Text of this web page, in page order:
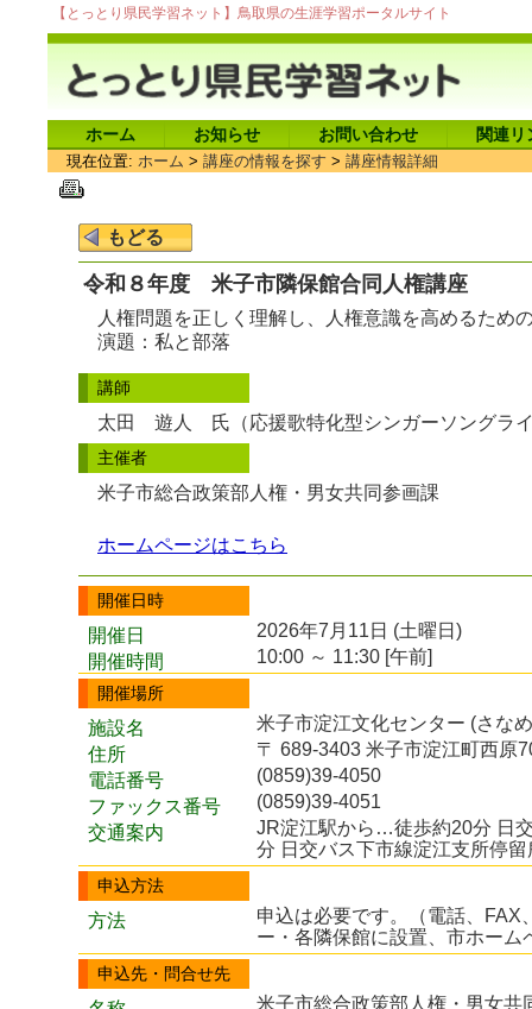
【とっとり県民学習ネット】鳥取県の生涯学習ポータルサイト
ホーム お知らせ お問い合わせ 関連リ
現在位置: ホーム > 講座の情報を探す > 講座情報詳細
令和８年度 米子市隣保館合同人権講座
人権問題を正しく理解し、人権意識を高めるため
演題：私と部落
講師
太田 遊人 氏（応援歌特化型シンガーソングラ
主催者
米子市総合政策部人権・男女共同参画課
ホームページはこちら
開催日時
開催日
2026年7月11日 (土曜日)
開催時間
10:00 ～ 11:30 [午前]
開催場所
施設名
米子市淀江文化センター (さな
住所
〒 689-3403 米子市淀江町西原
電話番号
(0859)39-4050
ファックス番号
(0859)39-4051
交通案内
JR淀江駅から…徒歩約20分 日
分 日交バス下市線淀江支所停
申込方法
方法
申込は必要です。（電話、FAX
ー・各隣保館に設置、市ホーム
申込先・問合せ先
米子市総合政策部人権・男女共